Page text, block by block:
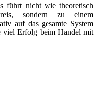
führt nicht wie theoretisch
sondern zu einem
auf das gesamte System
viel Erfolg beim Handel mit